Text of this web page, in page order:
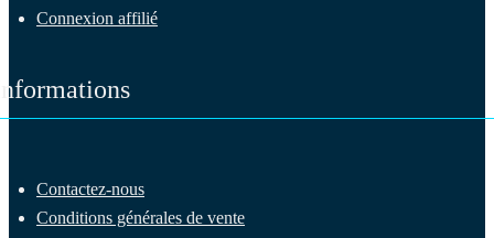
Connexion affilié
Contactez-nous
Conditions générales de vente